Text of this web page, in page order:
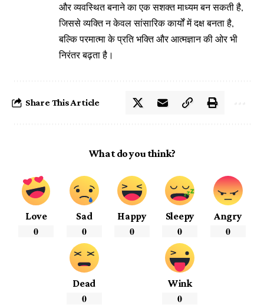
और व्यवस्थित बनाने का एक सशक्त माध्यम बन सकती है,
जिससे व्यक्ति न केवल सांसारिक कार्यों में दक्ष बनता है,
बल्कि परमात्मा के प्रति भक्ति और आत्मज्ञान की ओर भी
निरंतर बढ़ता है।
Share This Article
What do you think?
Love
0
Sad
0
Happy
0
Sleepy
0
Angry
0
Dead
0
Wink
0